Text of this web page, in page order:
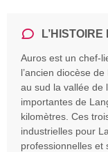
L’HISTOIRE
Auros est un chef-
l’ancien diocèse
au sud la vallée de
importantes de
kilomètres. Ces
industrielles pour
professionnelles et